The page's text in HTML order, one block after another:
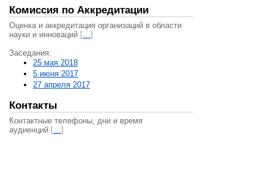
Комиссия по Аккредитации
Оценка и аккредитация организаций в области
науки и инноваций […]
Заседания:
25 мая 2018
5 июня 2017
27 апреля 2017
Контакты
Контактные телефоны, дни и время
аудиенций […]